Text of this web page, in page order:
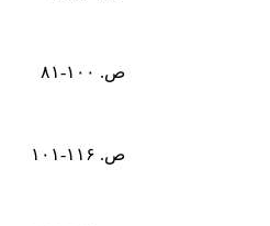
ص. ۱۰۰-۸۱
ص. ۱۱۶-۱۰۱